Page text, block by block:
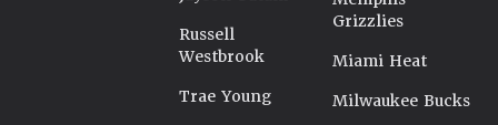
Russell
Westbrook
Trae Young
Grizzlies
Miami Heat
Milwaukee Bucks